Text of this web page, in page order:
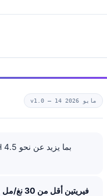
v1.0 — 14 مايو 2026
فيريتين أقل من 30 نغ/مل